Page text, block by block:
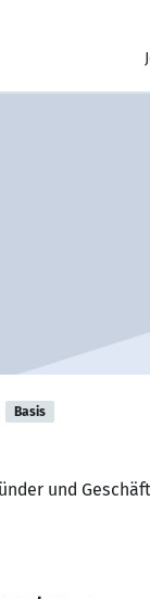
Basis
und